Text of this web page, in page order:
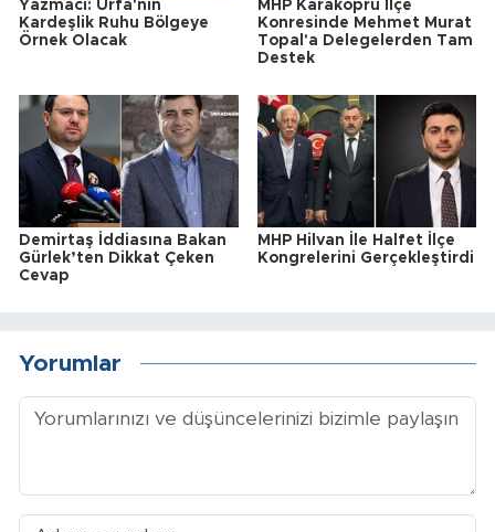
Yazmacı: Urfa'nın
Kardeşlik Ruhu Bölgeye
Örnek Olacak
MHP Karaköprü İlçe
Konresinde Mehmet Murat
Topal'a Delegelerden Tam
Destek
Demirtaş İddiasına Bakan
Gürlek’ten Dikkat Çeken
Cevap
MHP Hilvan İle Halfet İlçe
Kongrelerini Gerçekleştirdi
Yorumlar